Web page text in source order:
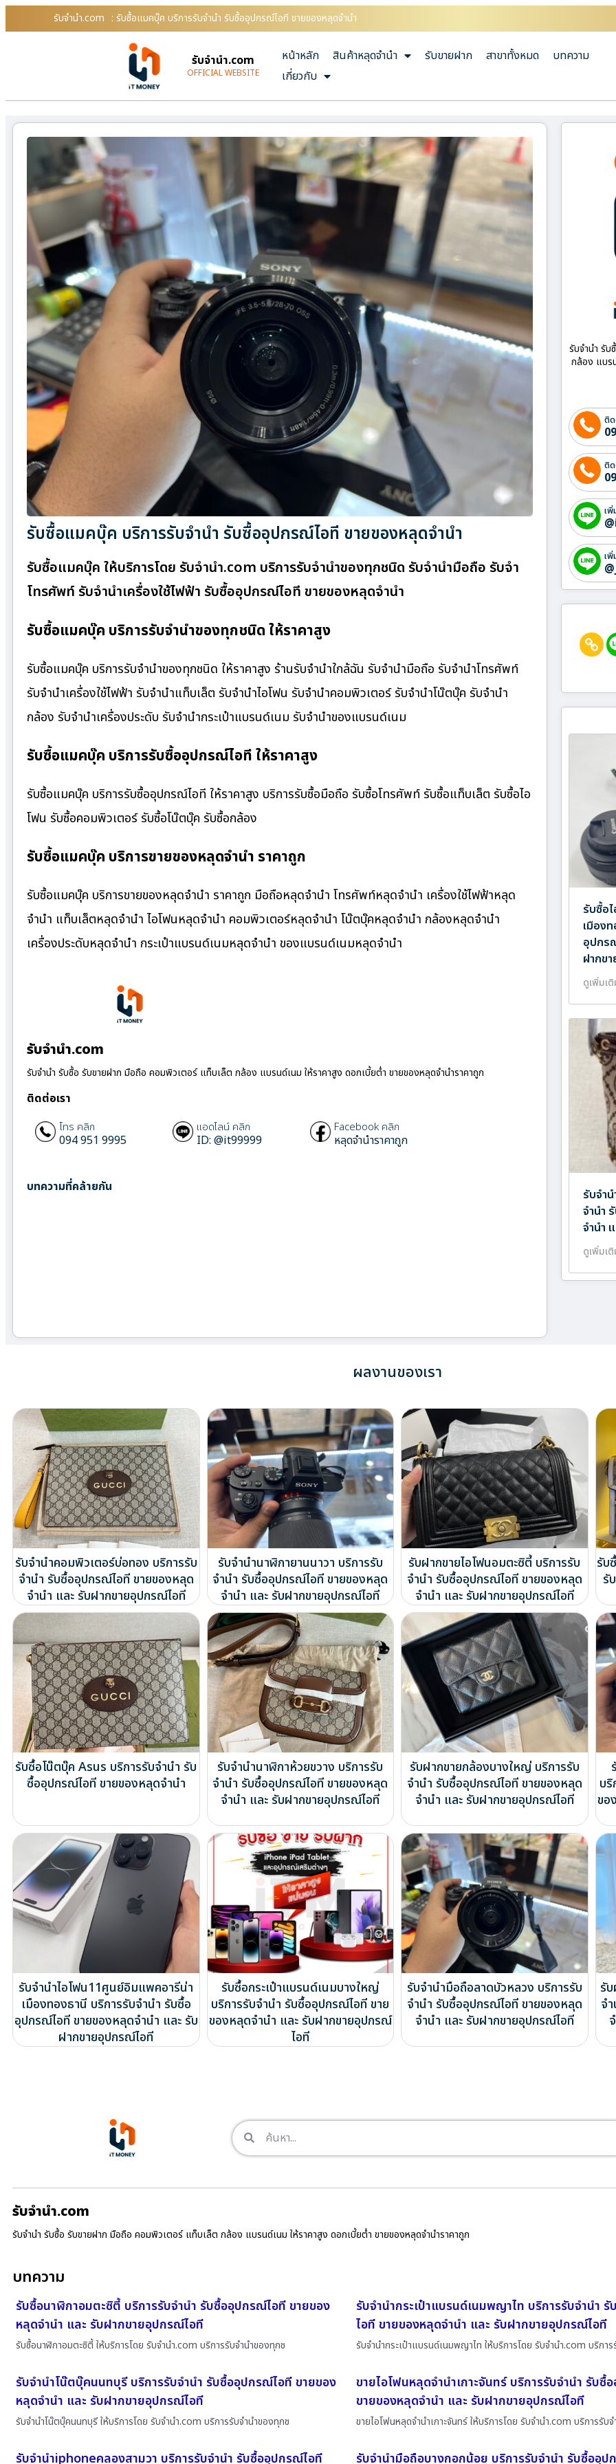
รับจํานํา.com : รับซื้อแมคบุ๊ค บริการรับจำนำ รับซื้ออุปกรณ์ไอที ขายของหลุดจำนำ
รับจํานํา.com
OFFICIAL WEBSITE
หน้าหลัก สินค้าหลุดจำนำ รับขายฝาก สาขาทั้งหมด
บทความ
เกี่ยวกับ
รับซื้อแมคบุ๊ค บริการรับจำนำ รับซื้ออุปกรณ์ไอที ขายของหลุดจำนำ
รับซื้อแมคบุ๊ค ให้บริการโดย รับจํานํา.com บริการรับจำนำของทุกชนิด รับจำนำมือถือ รับจำ
โทรศัพท์ รับจำนำเครื่องใช้ไฟฟ้า รับซื้ออุปกรณ์ไอที ขายของหลุดจำนำ
รับซื้อแมคบุ๊ค บริการรับจำนำของทุกชนิด ให้ราคาสูง
รับซื้อแมคบุ๊ค บริการรับจำนำของทุกชนิด ให้ราคาสูง ร้านรับจํานําใกล้ฉัน รับจำนำมือถือ รับจำนำโทรศัพท์
รับจำนำเครื่องใช้ไฟฟ้า รับจำนำแท็บเล็ต รับจำนำไอโฟน รับจำนำคอมพิวเตอร์ รับจำนำโน๊ตบุ๊ค รับจำนำ
กล้อง รับจำนำเครื่องประดับ รับจำนำกระเป๋าแบรนด์เนม รับจำนำของแบรนด์เนม
รับซื้อแมคบุ๊ค บริการรับซื้ออุปกรณ์ไอที ให้ราคาสูง
รับซื้อแมคบุ๊ค บริการรับซื้ออุปกรณ์ไอที ให้ราคาสูง บริการรับซื้อมือถือ รับซื้อโทรศัพท์ รับซื้อแท็บเล็ต รับซื้อไอ
โฟน รับซื้อคอมพิวเตอร์ รับซื้อโน๊ตบุ๊ค รับซื้อกล้อง
รับซื้อแมคบุ๊ค บริการขายของหลุดจำนำ ราคาถูก
รับซื้อแมคบุ๊ค บริการขายของหลุดจำนำ ราคาถูก มือถือหลุดจำนำ โทรศัพท์หลุดจำนำ เครื่องใช้ไฟฟ้าหลุด
จำนำ แท็บเล็ตหลุดจำนำ ไอโฟนหลุดจำนำ คอมพิวเตอร์หลุดจำนำ โน๊ตบุ๊คหลุดจำนำ กล้องหลุดจำนำ
เครื่องประดับหลุดจำนำ กระเป๋าแบรนด์เนมหลุดจำนำ ของแบรนด์เนมหลุดจำนำ
รับจํานํา.com
รับจำนำ รับซื้อ รับขายฝาก มือถือ คอมพิวเตอร์ แท็บเล็ต กล้อง แบรนด์เนม ให้ราคาสูง ดอกเบี้ยต่ำ ขายของหลุดจำนำราคาถูก
ติดต่อเรา
โทร คลิก
094 951 9995
แอดไลน์ คลิก
ID: @it99999
Facebook คลิก
หลุดจำนำราคาถูก
บทความที่คล้ายกัน
รับจำนำ รั
กล้อง แบร
ติ
ติ
เ
เ
รับซื้อ
เมือง
อุปกร
ฝากข
ดูเพิ่มเ
รับจำ
จำนำ
จำนำ
ดูเพิ่มเ
ผลงานของเรา
รับจำนำคอมพิวเตอร์บ่อทอง บริการรับ
จำนำ รับซื้ออุปกรณ์ไอที ขายของหลุด
จำนำ และ รับฝากขายอุปกรณ์ไอที
รับจำนำนาฬิกายานนาวา บริการรับ
จำนำ รับซื้ออุปกรณ์ไอที ขายของหลุด
จำนำ และ รับฝากขายอุปกรณ์ไอที
รับฝากขายไอโฟนอมตะซิตี้ บริการรับ
จำนำ รับซื้ออุปกรณ์ไอที ขายของหลุด
จำนำ และ รับฝากขายอุปกรณ์ไอที
รับ
รั
รับซื้อโน๊ตบุ๊ค Asus บริการรับจำนำ รับ
ซื้ออุปกรณ์ไอที ขายของหลุดจำนำ
รับจำนำนาฬิกาห้วยขวาง บริการรับ
จำนำ รับซื้ออุปกรณ์ไอที ขายของหลุด
จำนำ และ รับฝากขายอุปกรณ์ไอที
รับฝากขายกล้องบางใหญ่ บริการรับ
จำนำ รับซื้ออุปกรณ์ไอที ขายของหลุด
จำนำ และ รับฝากขายอุปกรณ์ไอที
บ
ขอ
รับจำนำไอโฟน11ศูนย์อิมแพคอารีน่า
เมืองทองธานี บริการรับจำนำ รับซื้อ
อุปกรณ์ไอที ขายของหลุดจำนำ และ รับ
ฝากขายอุปกรณ์ไอที
รับซื้อกระเป๋าแบรนด์เนมบางใหญ่
บริการรับจำนำ รับซื้ออุปกรณ์ไอที ขาย
ของหลุดจำนำ และ รับฝากขายอุปกรณ์
ไอที
รับจำนำมือถือลาดบัวหลวง บริการรับ
จำนำ รับซื้ออุปกรณ์ไอที ขายของหลุด
จำนำ และ รับฝากขายอุปกรณ์ไอที
รั
จ
รับจํานํา.com
รับจำนำ รับซื้อ รับขายฝาก มือถือ คอมพิวเตอร์ แท็บเล็ต กล้อง แบรนด์เนม ให้ราคาสูง ดอกเบี้ยต่ำ ขายของหลุดจำนำราคาถูก
บทความ
รับซื้อนาฬิกาอมตะซิตี้ บริการรับจำนำ รับซื้ออุปกรณ์ไอที ขายของ
หลุดจำนำ และ รับฝากขายอุปกรณ์ไอที
รับซื้อนาฬิกาอมตะซิตี้ ให้บริการโดย รับจํานํา.com บริการรับจำนำของทุกช
รับจำนำกระเป๋าแบรนด์เนมพญาไท บริการรับจำนำ
ไอที ขายของหลุดจำนำ และ รับฝากขายอุปกรณ์ไอที
รับจำนำกระเป๋าแบรนด์เนมพญาไท ให้บริการโดย รับจํานํา.com บริการ
รับจำนำโน๊ตบุ๊คนนทบุรี บริการรับจำนำ รับซื้ออุปกรณ์ไอที ขายของ
หลุดจำนำ และ รับฝากขายอุปกรณ์ไอที
รับจำนำโน๊ตบุ๊คนนทบุรี ให้บริการโดย รับจํานํา.com บริการรับจำนำของทุกช
ขายไอโฟนหลุดจำนำเกาะจันทร์ บริการรับจำนำ รับซื้
ขายของหลุดจำนำ และ รับฝากขายอุปกรณ์ไอที
ขายไอโฟนหลุดจำนำเกาะจันทร์ ให้บริการโดย รับจํานํา.com บริการรับ
รับจำนำiphoneคลองสามวา บริการรับจำนำ รับซื้ออุปกรณ์ไอที รับจำนำมือถือบางกอกน้อย บริการรับจำนำ รับซื้ออุป